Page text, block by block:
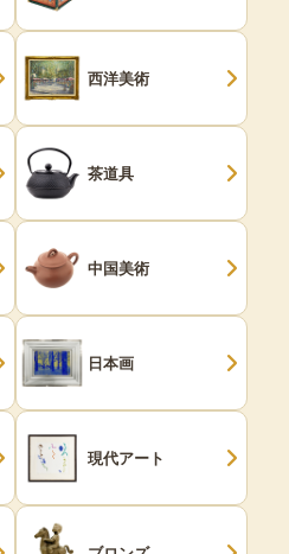
西洋美術
茶道具
中国美術
日本画
現代アート